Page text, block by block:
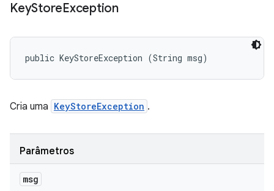
KeyStoreException
public KeyStoreException (String msg)
Cria uma KeyStoreException .
Parâmetros
msg